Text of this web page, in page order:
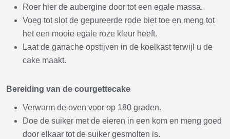
Roer hier de aubergine door tot een egale massa.
Voeg tot slot de gepureerde rode biet toe en meng tot
het een mooie egale roze kleur heeft.
Laat de ganache opstijven in de koelkast terwijl u de
cake maakt.
Bereiding van de courgettecake
Verwarm de oven voor op 180 graden.
Doe de suiker met de eieren in een kom en meng goed
door elkaar tot de suiker gesmolten is.